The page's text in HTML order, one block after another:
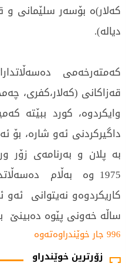
كه‌لار)ه‌ بۆسه‌ر سلێمانی‌ و
دیاله‌).
كه‌مته‌رخه‌می‌
قه‌زاكانی‌ (كه‌لار،كفری‌،
وایكردوه‌، كورد ببێته‌
داگیركردنی‌ ئه‌و شاره‌، بۆ
به‌ پلان و به‌رنامه‌ی‌ زۆر
1975 وه‌ به‌ڵام
كاریكردوه‌و نه‌یتوانی‌
ساڵه‌ خه‌ونی‌ پێوه‌ ده‌بینێ‌
996 جار خوێندراوەتەوە
زۆرترین خوێندراو